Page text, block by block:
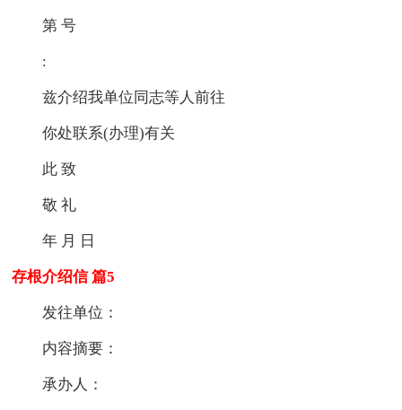
第 号
:
兹介绍我单位同志等人前往
你处联系(办理)有关
此 致
敬 礼
年 月 日
存根介绍信 篇5
发往单位：
内容摘要：
承办人：